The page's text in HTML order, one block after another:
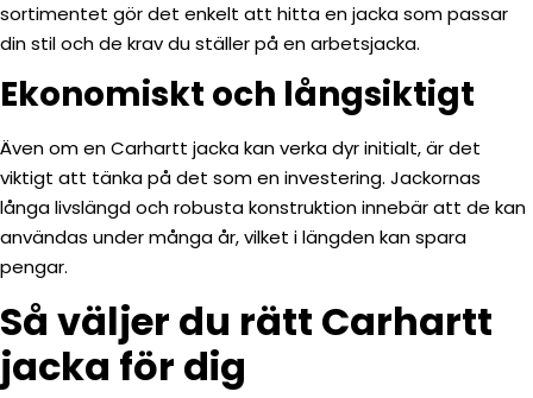
sortimentet gör det enkelt att hitta en jacka som passar
din stil och de krav du ställer på en arbetsjacka.
Ekonomiskt och långsiktigt
Även om en Carhartt jacka kan verka dyr initialt, är det
viktigt att tänka på det som en investering. Jackornas
långa livslängd och robusta konstruktion innebär att de kan
användas under många år, vilket i längden kan spara
pengar.
Så väljer du rätt Carhartt
jacka för dig